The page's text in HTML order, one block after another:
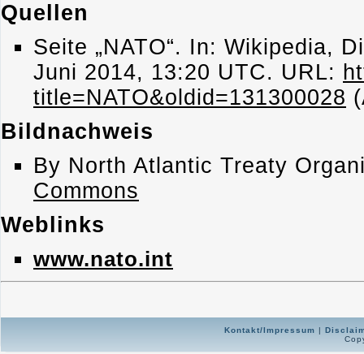
Quellen
Seite „NATO“. In: Wikipedia,
Juni 2014, 13:20 UTC. URL:
title=NATO&oldid=131300028
Bildnachweis
By North Atlantic Treaty
Commons
Weblinks
www.nato.int
Kontakt/Impressum |